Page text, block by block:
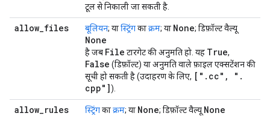
टूल से निकाली जा सकती है.
allow_files बूलियन; यास्ट्रिंगकाक्रम; या None; डिफ़ॉल्ट वैल्यू
None
है जब File टारगेट की अनुमति हो. यह True,
False (डिफ़ॉल्ट) या अनुमति वाले फ़ाइल एक्सटेंशन की
सूची हो सकती है (उदाहरण के लिए, [" . cc" , " .
cpp"]).
allow_rules स्ट्रिंगकाक्रम; या None; डिफ़ॉल्ट वैल्यू None